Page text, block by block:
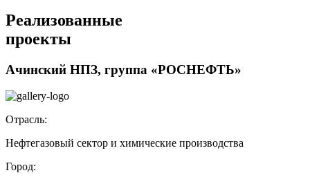
Реализованные
проекты
Ачинский НПЗ, группа «РОСНЕФТЬ»
Отрасль:
Нефтегазовый сектор и химические производства
Город: